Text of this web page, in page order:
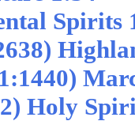
Spirits
38)
40)
Holy